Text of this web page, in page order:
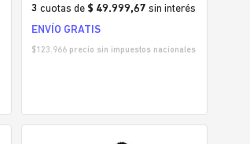
3 cuotas de $ 49.999,67 sin interés
ENVÍO GRATIS
$123.966precio sin impuestos nacionales